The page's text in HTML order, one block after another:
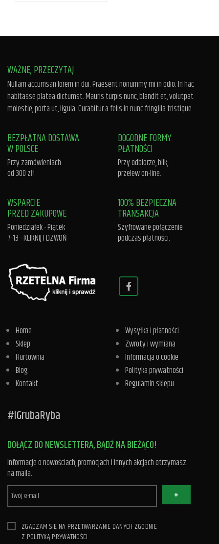
WAŻNE, PRZECZYTAJ
Nullam accumsan lorem in dui. Praesent nonummy mi in odio. In hac
habitasse platea dictumst. Mauris turpis nunc, blandit et, volutpat
molestie, porta ut, ligula. Curabitur a felis in nunc fringilla tristique.
BEZPŁATNA DOSTAWA
W POLSCE
Przy zamówieniach
od 300 zł!
DOGODNE FORMY
PŁATNOŚCI
Przy odbiorze, blik,
przelew on-line.
WSPARCIE
PRZED ZAKUPOWE
Poniedziałek - Piątek
7-13 -KLIKNIJ I DZWOŃ
100% BEZPIECZNA
TRANSAKCJA
Szyfrowane połączenie
podczas płatności.
Home
Sklep
Hurtownia
Blog
Kontakt
Wysyłka i płatności
Zwroty i wymiana
Informacja o cookie
Polityka prywatności
Regulamin sklepu
#iGrubaRyba
DOŁĄCZ DO NEWSLETTERA, BĄDŹ NA BIEŻĄCO!
Informacje o nowościach, promocjach i innych akcjach otrzymasz
na maila.
+
ZGADZAM SIĘ NA PRZETWARZANIE DANYCH ZGODNIE
Z POLITYKĄ PRYWATNOŚCI